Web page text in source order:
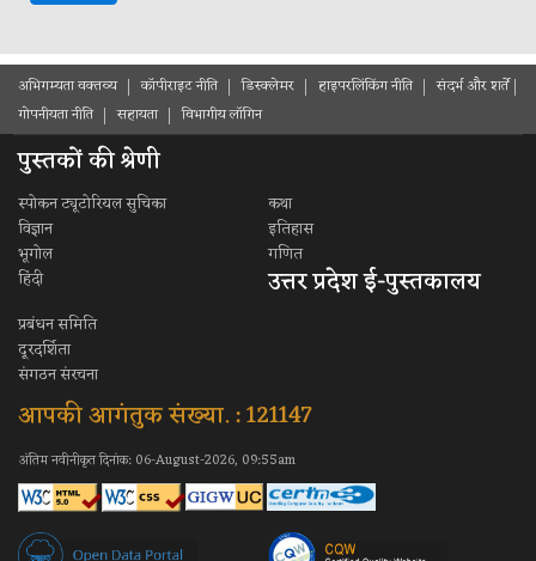
अभिगम्यता वक्तव्य कॉपीराइट नीति डिस्क्लेमर हाइपरलिंकिंग नीति
संदर्भ और शर्ते
गोपनीयता नीति
सहायता विभागीय लॉगिन
पुस्तकों की श्रेणी
स्पोकन ट्यूटोरियल सुचिका
कथा
विज्ञान
इतिहास
भूगोल
गणित
हिंदी
उत्तर प्रदेश ई-पुस्तकालय
प्रबंधन समिति
दूरदर्शिता
संगठन संरचना
आपकी आगंतुक संख्या. : 121147
अंतिम नवीनीकृत दिनांक: 06-August-2026, 09:55am